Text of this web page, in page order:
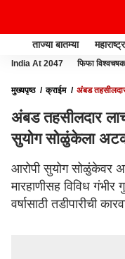
ताज्या बातम्या महाराष्ट्र
India At 2047 फिफा विश्वचषक
मुख्यपृष्ठ क्राईम
अंबड
अंबड तहसीलदार
सुयोग सोळुंकेला
आरोपी सुयोग सोळुंकेवर
मारहाणीसह विविध
वर्षासाठी तडीपारीची